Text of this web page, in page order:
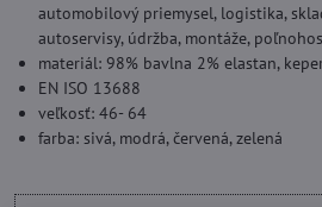
automobilový priemysel, logistika,
autoservisy, údržba, montáže,
materiál: 98% bavlna 2% elastan,
EN ISO 13688
veľkosť: 46- 64
farba: sivá, modrá, červená, zelená